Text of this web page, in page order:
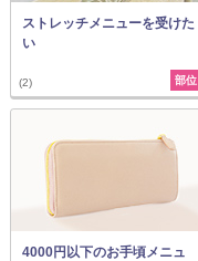
ストレッチメニューを受けた
い
(2) 部位
4000円以下のお手頃メニュ